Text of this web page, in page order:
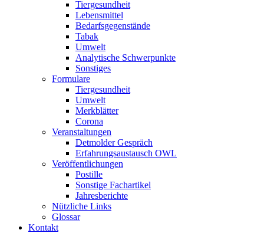
Tiergesundheit
Lebensmittel
Bedarfsgegenstände
Tabak
Umwelt
Analytische Schwerpunkte
Sonstiges
Formulare
Tiergesundheit
Umwelt
Merkblätter
Corona
Veranstaltungen
Detmolder Gespräch
Erfahrungsaustausch OWL
Veröffentlichungen
Postille
Sonstige Fachartikel
Jahresberichte
Nützliche Links
Glossar
Kontakt